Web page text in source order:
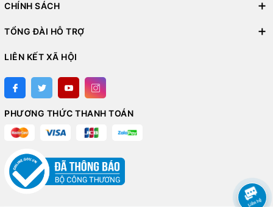
CHÍNH SÁCH
TỔNG ĐÀI HỖ TRỢ
LIÊN KẾT XÃ HỘI
PHƯƠNG THỨC THANH TOÁN